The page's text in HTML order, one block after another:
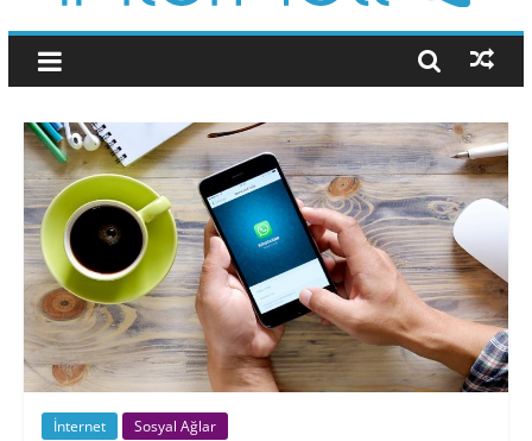
İnternetto.Net
|
İnternet
Blogu
İnternet Sosyal Ağlar